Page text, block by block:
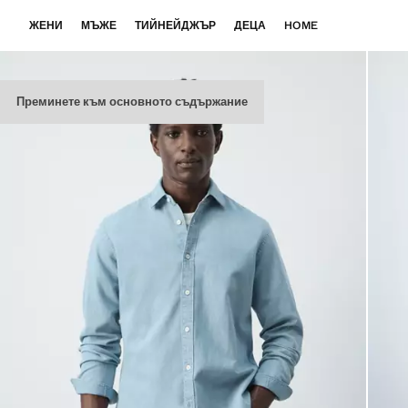
Преминете към основното съдържание
ЖЕНИ МЪЖЕ ТИЙНЕЙДЖЪР ДЕЦА HOME